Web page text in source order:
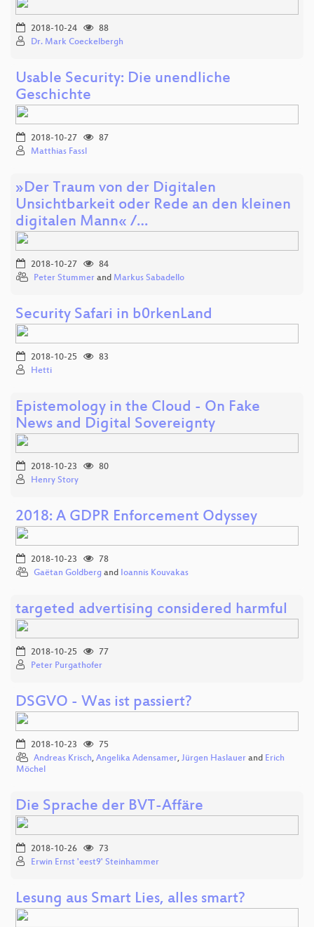
2018-10-24
88
Dr. Mark Coeckelbergh
Usable Security: Die unendliche
Geschichte
2018-10-27
87
Matthias Fassl
»Der Traum von der Digitalen
Unsichtbarkeit oder Rede an den kleinen
digitalen Mann« /…
2018-10-27
84
Peter Stummer and Markus Sabadello
Security Safari in b0rkenLand
2018-10-25
83
Hetti
Epistemology in the Cloud - On Fake
News and Digital Sovereignty
2018-10-23
80
Henry Story
2018: A GDPR Enforcement Odyssey
2018-10-23
78
Gaëtan Goldberg and Ioannis Kouvakas
targeted advertising considered harmful
2018-10-25
77
Peter Purgathofer
DSGVO - Was ist passiert?
2018-10-23
75
Andreas Krisch, Angelika Adensamer, Jürgen Haslauer and Erich
Möchel
Die Sprache der BVT-Affäre
2018-10-26
73
Erwin Ernst 'eest9' Steinhammer
Lesung aus Smart Lies, alles smart?